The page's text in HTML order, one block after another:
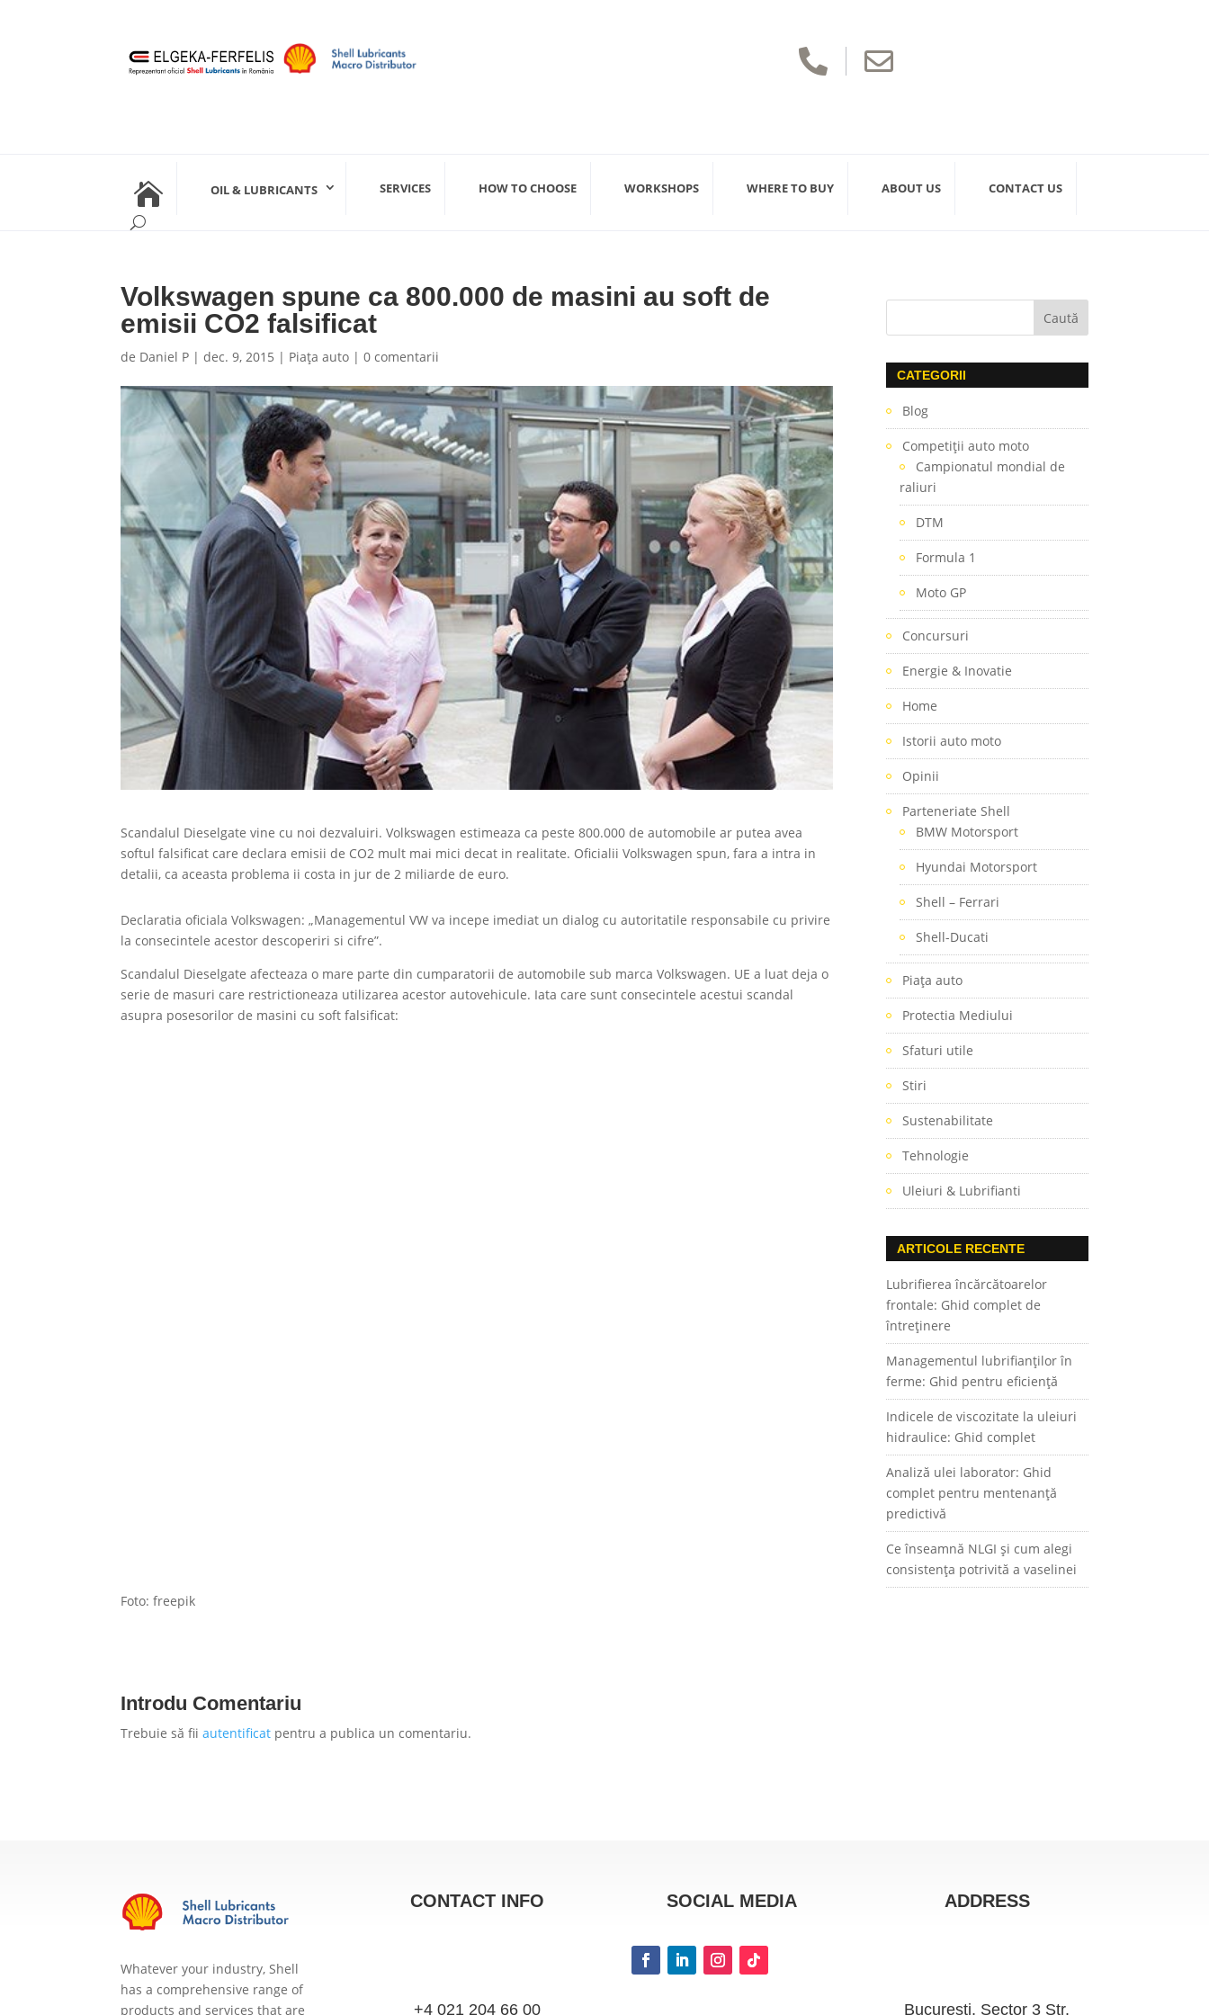
 
 OIL & LUBRICANTS SERVICES HOW TO CHOOSE WORKSHOPS WHERE TO BUY ABOUT US CONTACT US
Volkswagen spune ca 800.000 de masini au soft de
emisii CO2 falsificat
de Daniel P |dec. 9, 2015 | Piaţa auto |0 comentarii
Scandalul Dieselgate vine cu noi dezvaluiri. Volkswagen estimeaza ca peste 800.000 de automobile ar putea avea
softul falsificat care declara emisii de CO2 mult mai mici decat in realitate. Oficialii Volkswagen spun, fara a intra in
detalii, ca aceasta problema ii costa in jur de 2 miliarde de euro.
Declaratia oficiala Volkswagen: „Managementul VW va incepe imediat un dialog cu autoritatile responsabile cu privire
la consecintele acestor descoperiri si cifre”.
Scandalul Dieselgate afecteaza o mare parte din cumparatorii de automobile sub marca Volkswagen. UE a luat deja o
serie de masuri care restrictioneaza utilizarea acestor autovehicule. Iata care sunt consecintele acestui scandal
asupra posesorilor de masini cu soft falsificat:
Foto: freepik
Introdu Comentariu
Trebuie să fiiautentificat pentru a publica un comentariu.
CATEGORII
Blog
Competiţii auto moto
Campionatul mondial de
raliuri
DTM
Formula 1
Moto GP
Concursuri
Energie & Inovatie
Home
Istorii auto moto
Opinii
Parteneriate Shell
BMW Motorsport
Hyundai Motorsport
Shell – Ferrari
Shell-Ducati
Piaţa auto
Protectia Mediului
Sfaturi utile
Stiri
Sustenabilitate
Tehnologie
Uleiuri & Lubrifianti
ARTICOLE RECENTE
Lubrifierea încărcătoarelor
frontale: Ghid complet de
întreținere
Managementul lubrifianților în
ferme: Ghid pentru eficiență
Indicele de viscozitate la uleiuri
hidraulice: Ghid complet
Analiză ulei laborator: Ghid
complet pentru mentenanță
predictivă
Ce înseamnă NLGI și cum alegi
consistența potrivită a vaselinei
Whatever your industry, Shell
has a comprehensive range of
products and services that are
CONTACT INFO
+4 021 204 66 00
SOCIAL MEDIA ADDRESS
Bucuresti, Sector 3 Str.